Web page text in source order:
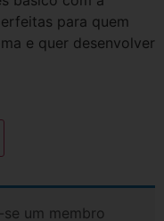
para quem
e quer desenvolver
um membro